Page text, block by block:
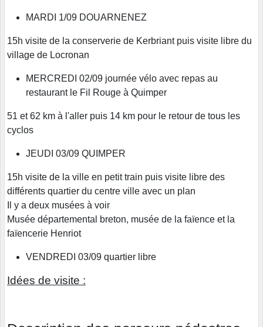
MARDI 1/09 DOUARNENEZ
15h visite de la conserverie de Kerbriant puis visite libre du
village de Locronan
MERCREDI 02/09 journée vélo avec repas au
restaurant le Fil Rouge à Quimper
51 et 62 km à l'aller puis 14 km pour le retour de tous les
cyclos
JEUDI 03/09 QUIMPER
15h visite de la ville en petit train puis visite libre des
différents quartier du centre ville avec un plan
Il y a deux musées à voir
Musée départemental breton, musée de la faïence et la
faïencerie Henriot
VENDREDI 03/09 quartier libre
Idées de visite :